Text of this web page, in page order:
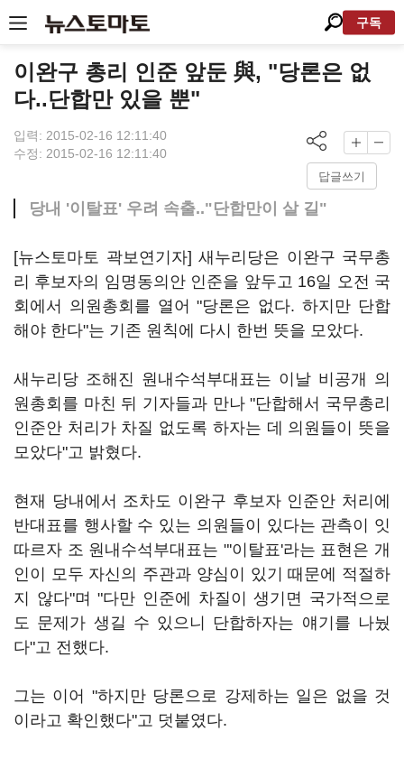
구독
이완구 총리 인준 앞둔 與, "당론은 없
다..단합만 있을 뿐"
입력: 2015-02-16 12:11:40
수정: 2015-02-16 12:11:40
답글쓰기
당내 '이탈표' 우려 속출.."단합만이 살 길"
[뉴스토마토 곽보연기자] 새누리당은 이완구 국무총
리 후보자의 임명동의안 인준을 앞두고 16일 오전 국
회에서 의원총회를 열어 "당론은 없다. 하지만 단합
해야 한다"는 기존 원칙에 다시 한번 뜻을 모았다.
새누리당 조해진 원내수석부대표는 이날 비공개 의
원총회를 마친 뒤 기자들과 만나 "단합해서 국무총리
인준안 처리가 차질 없도록 하자는 데 의원들이 뜻을
모았다"고 밝혔다.
현재 당내에서 조차도 이완구 후보자 인준안 처리에
반대표를 행사할 수 있는 의원들이 있다는 관측이 잇
따르자 조 원내수석부대표는 "'이탈표'라는 표현은 개
인이 모두 자신의 주관과 양심이 있기 때문에 적절하
지 않다"며 "다만 인준에 차질이 생기면 국가적으로
도 문제가 생길 수 있으니 단합하자는 얘기를 나눴
다"고 전했다.
그는 이어 "하지만 당론으로 강제하는 일은 없을 것
이라고 확인했다"고 덧붙였다.